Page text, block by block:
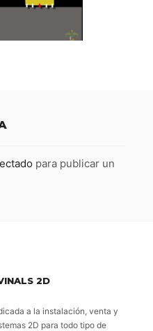
para publicar un
2D
a la instalación, venta y
2D para todo tipo de